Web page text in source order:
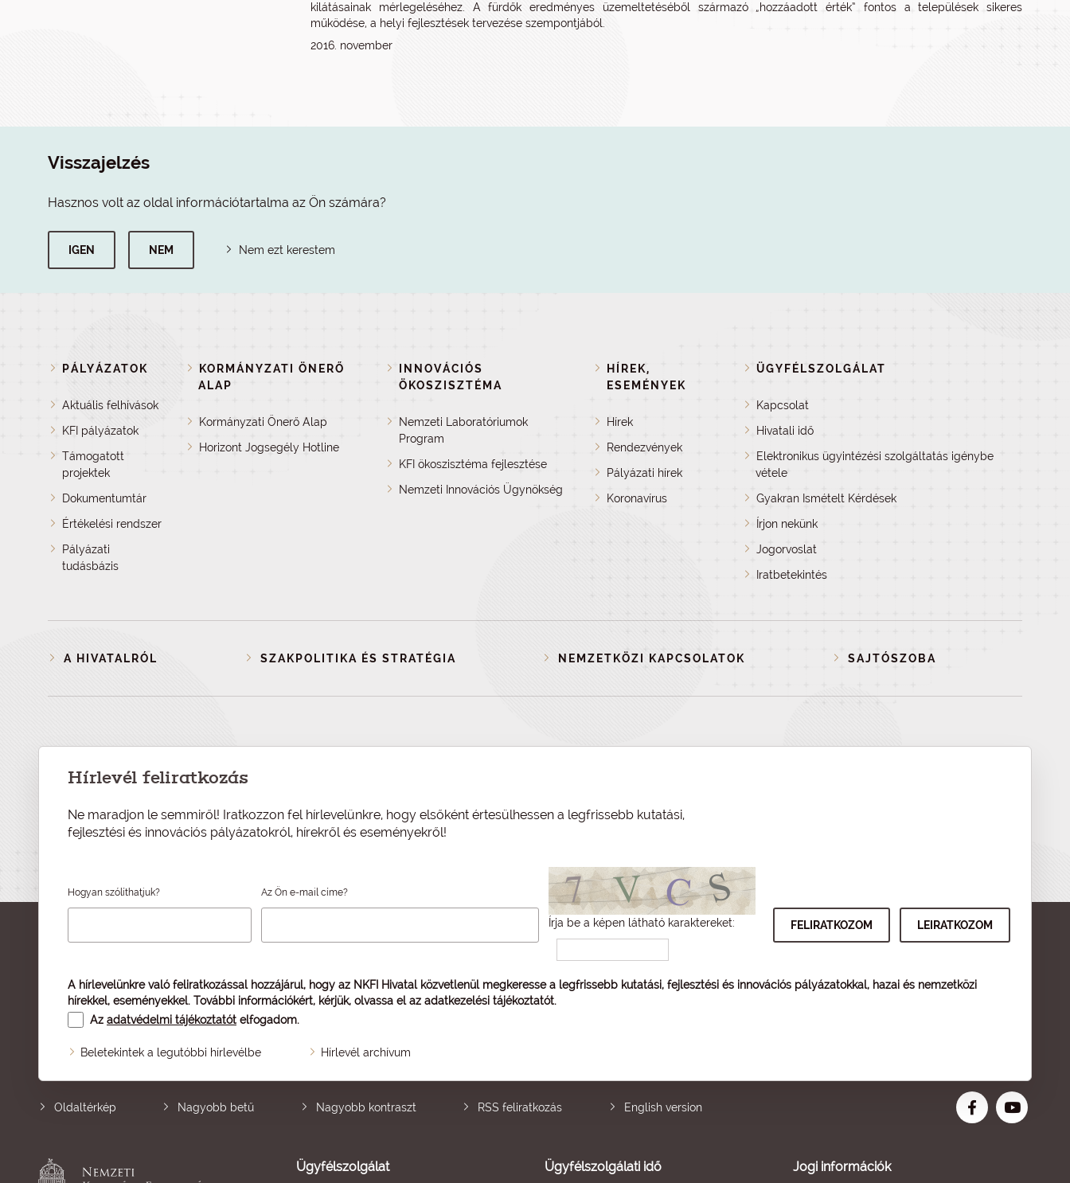
kilátásainak mérlegeléséhez. A fürdők eredményes üzemeltetéséből származó „hozzáadott érték” fontos a települések sikeres
működése, a helyi fejlesztések tervezése szempontjából.
2016. november
Visszajelzés
Hasznos volt az oldal információtartalma az Ön számára?
IGEN NEM Nem ezt kerestem
PÁLYÁZATOK
Aktuális felhívások
KFI pályázatok
Támogatott
projektek
Dokumentumtár
Értékelési rendszer
Pályázati
tudásbázis
KORMÁNYZATI ÖNERŐ
ALAP
Kormányzati Önerő Alap
Horizont Jogsegély Hotline
INNOVÁCIÓS
ÖKOSZISZTÉMA
Nemzeti Laboratóriumok
Program
KFI ökoszisztéma fejlesztése
Nemzeti Innovációs Ügynökség
HÍREK,
ESEMÉNYEK
Hírek
Rendezvények
Pályázati hírek
Koronavírus
ÜGYFÉLSZOLGÁLAT
Kapcsolat
Hivatali idő
Elektronikus ügyintézési szolgáltatás igénybe
vétele
Gyakran Ismételt Kérdések
Írjon nekünk
Jogorvoslat
Iratbetekintés
A HIVATALRÓL SZAKPOLITIKA ÉS STRATÉGIA NEMZETKÖZI KAPCSOLATOK SAJTÓSZOBA
Hírlevél feliratkozás
Ne maradjon le semmiről! Iratkozzon fel hírlevelünkre, hogy elsőként értesülhessen a legfrissebb kutatási,
fejlesztési és innovációs pályázatokról, hírekről és eseményekről!
Hogyan szólíthatjuk? Az Ön e-mail címe?
Írja be a képen látható karaktereket:
A hírlevelünkre való feliratkozással hozzájárul, hogy az NKFI Hivatal közvetlenül megkeresse a legfrissebb kutatási, fejlesztési és innovációs pályázatokkal, hazai és nemzetközi
hírekkel, eseményekkel. További információkért, kérjük, olvassa el az adatkezelési tájékoztatót.
Az adatvédelmi tájékoztatót elfogadom.
Beletekintek a legutóbbi hírlevélbe Hírlevél archívum
Oldaltérkép Nagyobb betű Nagyobb kontraszt RSS feliratkozás English version
Ügyfélszolgálat Ügyfélszolgálati idő Jogi információk